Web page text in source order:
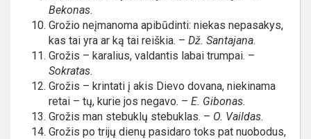
Bekonas.
Grožio neįmanoma apibūdinti: niekas nepasakys,
kas tai yra ar ką tai reiškia. – Dž. Santajana.
Grožis – karalius, valdantis labai trumpai. –
Sokratas.
Grožis – krintati į akis Dievo dovana, niekinama
retai – tų, kurie jos negavo. – E. Gibonas.
Grožis man stebuklų stebuklas. – O. Vaildas.
Grožis po trijų dienų pasidaro toks pat nuobodus,